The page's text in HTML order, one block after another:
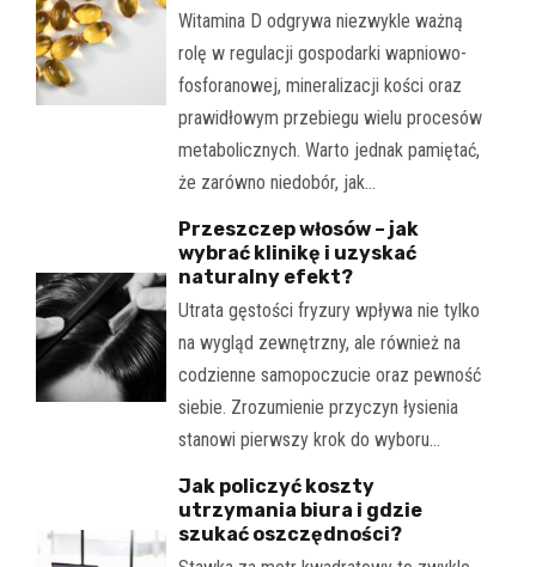
Witamina D odgrywa niezwykle ważną
rolę w regulacji gospodarki wapniowo-
fosforanowej, mineralizacji kości oraz
prawidłowym przebiegu wielu procesów
metabolicznych. Warto jednak pamiętać,
że zarówno niedobór, jak…
Przeszczep włosów – jak
wybrać klinikę i uzyskać
naturalny efekt?
Utrata gęstości fryzury wpływa nie tylko
na wygląd zewnętrzny, ale również na
codzienne samopoczucie oraz pewność
siebie. Zrozumienie przyczyn łysienia
stanowi pierwszy krok do wyboru…
Jak policzyć koszty
utrzymania biura i gdzie
szukać oszczędności?